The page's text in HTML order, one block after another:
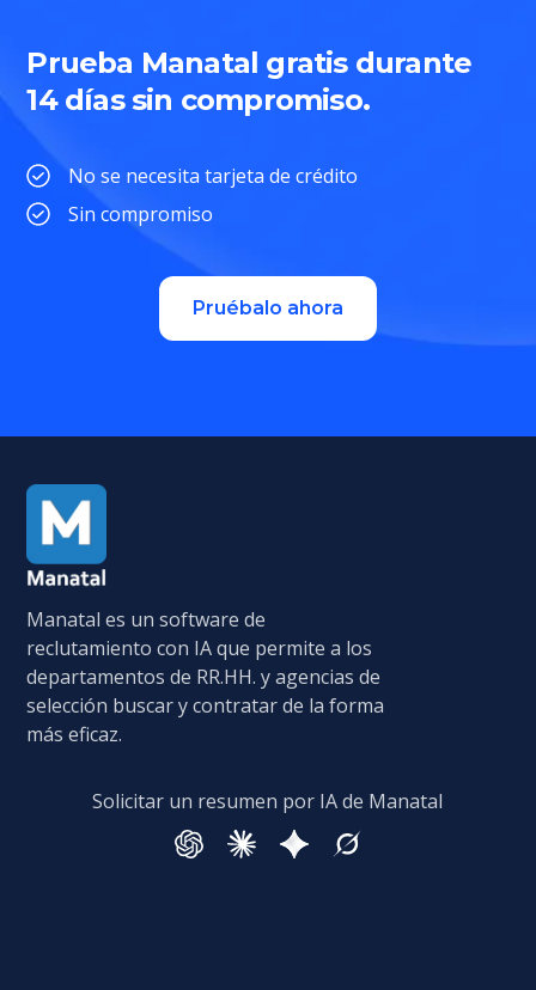
Prueba Manatal gratis durante
14 días sin compromiso.
No se necesita tarjeta de crédito
Sin compromiso
Pruébalo ahora
Manatal es un software de
reclutamiento con IA que permite a los
departamentos de RR.HH. y agencias de
selección buscar y contratar de la forma
más eficaz.
Solicitar un resumen por IA de Manatal